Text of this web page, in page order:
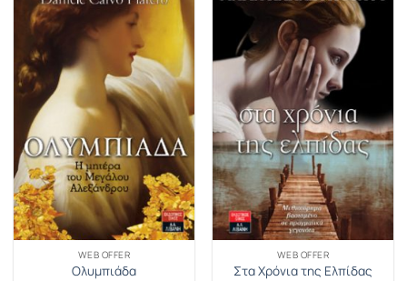
WEB OFFER
Ολυμπιάδα
WEB OFFER
Στα Χρόνια της Ελπίδας